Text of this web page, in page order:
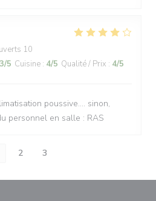
10
3/5 Cuisine : 4/5 Qualité / Prix : 4/5
poussive.... sinon,
personnel en salle : RAS
2 3